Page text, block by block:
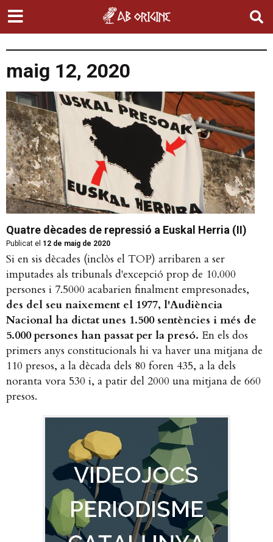
maig 12, 2020
Quatre dècades de repressió a Euskal Herria (II)
Publicat el 12 de maig de 2020
Si en sis dècades (inclòs el TOP) arribaren a ser
imputades als tribunals d'excepció prop de 10.000
persones i 7.5000 acabarien finalment empresonades,
des del seu naixement el 1977, l'Audiència
Nacional ha dictat unes 1.500 sentències i més de
5.000 persones han passat per la presó. En els dos
primers anys constitucionals hi va haver una mitjana de
110 presos, a la dècada dels 80 foren 435, a la dels
noranta vora 530 i, a patir del 2000 una mitjana de 660
presos.